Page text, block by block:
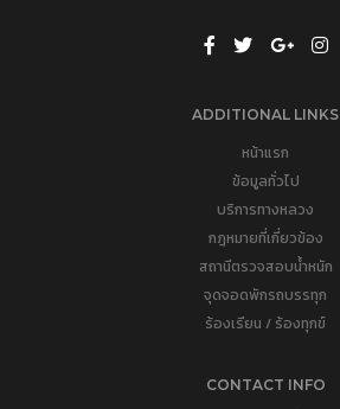
ADDITIONAL LINKS
หน้าแรก
ข้อมูลทั่วไป
บริการทางหลวง
กฎหมายที่เกี่ยวข้อง
สถานีตรวจสอบน้ำหนัก
จุดจอดพักรถบรรทุก
ร้องเรียน / ร้องทุกข์
CONTACT INFO